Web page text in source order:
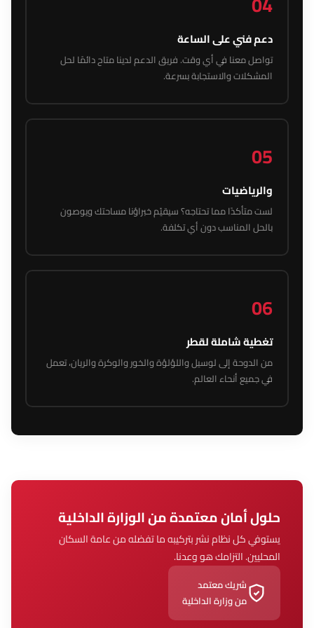
دعم فني على الساعة
تواصل معنا في أي وقت. فريق الدعم لدينا متاح دائمًا لحل
المشكلات والاستجابة بسرعة.
05
والرياضيات
لست متأكدًا مما تحتاجه؟ سيقيّم خبراؤنا مساحتك ويوصون
بالحل المناسب دون أي تكلفة.
06
تغطية شاملة لقطر
من الدوحة إلى لوسيل واللؤلؤة والخور والوكرة والريان، تعمل
في جميع أنحاء العالم.
حلول أمان معتمدة من الوزارة الداخلية
يستوفي كل نظام نشر بتركيبه ما تفضله من عامة السكان
المحليين. التزامك هو وعدنا.
شريك معتمد
من وزارة الداخلية